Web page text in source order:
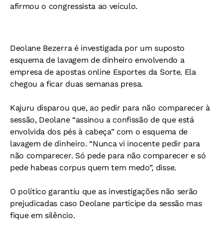
afirmou o congressista ao veículo.
Deolane Bezerra é investigada por um suposto
esquema de lavagem de dinheiro envolvendo a
empresa de apostas online Esportes da Sorte. Ela
chegou a ficar duas semanas presa.
Kajuru disparou que, ao pedir para não comparecer à
sessão, Deolane “assinou a confissão de que está
envolvida dos pés à cabeça” com o esquema de
lavagem de dinheiro. “Nunca vi inocente pedir para
não comparecer. Só pede para não comparecer e só
pede habeas corpus quem tem medo”, disse.
O político garantiu que as investigações não serão
prejudicadas caso Deolane participe da sessão mas
fique em silêncio.